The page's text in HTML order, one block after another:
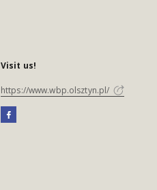
Visit us!
https://www.wbp.olsztyn.pl/